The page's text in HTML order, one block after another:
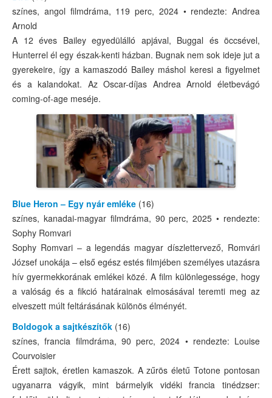
színes, angol filmdráma, 119 perc, 2024 • rendezte: Andrea
Arnold
A 12 éves Bailey egyedülálló apjával, Buggal és öccsével,
Hunterrel él egy észak-kenti házban. Bugnak nem sok ideje jut a
gyerekeire, így a kamaszodó Bailey máshol keresi a figyelmet
és a kalandokat. Az Oscar-díjas Andrea Arnold életbevágó
coming-of-age meséje.
Blue Heron – Egy nyár emléke (16)
színes, kanadai-magyar filmdráma, 90 perc, 2025 • rendezte:
Sophy Romvari
Sophy Romvari – a legendás magyar díszlettervező, Romvári
József unokája – első egész estés filmjében személyes utazásra
hív gyermekkorának emlékei közé. A film különlegessége, hogy
a valóság és a fikció határainak elmosásával teremti meg az
elveszett múlt feltárásának különös élményét.
Boldogok a sajtkészítők (16)
színes, francia filmdráma, 90 perc, 2024 • rendezte: Louise
Courvoisier
Érett sajtok, éretlen kamaszok. A zűrös életű Totone pontosan
ugyanarra vágyik, mint bármelyik vidéki francia tinédzser: